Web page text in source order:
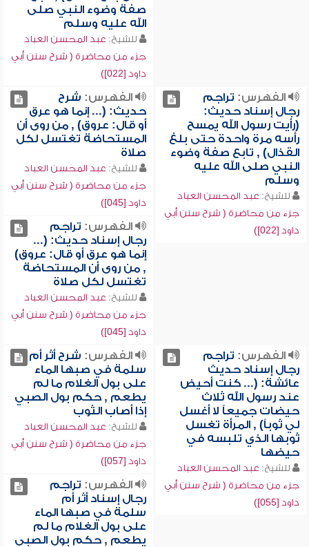
صفة وضوء النبي صلى
الله عليه وسلم
للشيخ: عبد المحسن العباد
جزء من محاضرة ( شرح سنن أبي
داود [022])
الفهرس: تراجم
رجال إسناد حديث:
(رأيت رسول الله يمسح
رأسه مرة واحدة حتى بلغ
القذال) , تابع صفة وضوء
النبي صلى الله عليه
وسلم
للشيخ: عبد المحسن العباد
جزء من محاضرة ( شرح سنن أبي
داود [022])
الفهرس: شرح
حديث: (... إنما هو عرق
أو قال: عروق) , من روى أن
المستحاضة تغتسل لكل
صلاة
للشيخ: عبد المحسن العباد
جزء من محاضرة ( شرح سنن أبي
داود [045])
الفهرس: تراجم
رجال إسناد حديث: (...
إنما هو عرق أو قال: عروق)
, من روى أن المستحاضة
تغتسل لكل صلاة
للشيخ: عبد المحسن العباد
جزء من محاضرة ( شرح سنن أبي
داود [045])
الفهرس: تراجم
رجال إسناد حديث
عائشة: (... كنت أحيض
عند رسول الله ثلاث
حيضات جميعاً لا أغسل
لي ثوباً) , المرأة تغسل
ثوبها الذي تلبسه في
حيضها
للشيخ: عبد المحسن العباد
جزء من محاضرة ( شرح سنن أبي
داود [055])
الفهرس: شرح أثر أم
سلمة في صبها الماء
على بول الغلام ما لم
يطعم , حكم بول الصبي
إذا أصاب الثوب
للشيخ: عبد المحسن العباد
جزء من محاضرة ( شرح سنن أبي
داود [057])
الفهرس: تراجم
رجال إسناد أثر أم
سلمة في صبها الماء
على بول الغلام ما لم
يطعم , حكم بول الصبي